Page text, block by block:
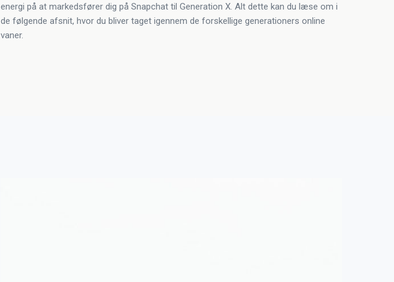
energi på at markedsfører dig på Snapchat til Generation X. Alt dette kan du læse om i
de følgende afsnit, hvor du bliver taget igennem de forskellige generationers online
vaner.